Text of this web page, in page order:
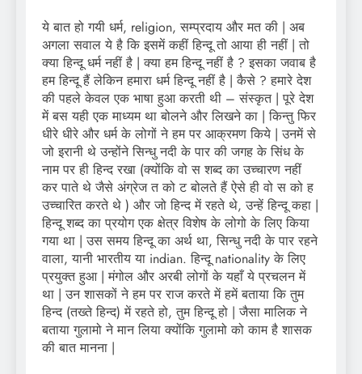
ये बात हो गयी धर्म, religion, सम्प्रदाय और मत की | अब
अगला सवाल ये है कि इसमें कहीं हिन्दू तो आया ही नहीं | तो
क्या हिन्दू धर्म नहीं है | क्या हम हिन्दू नहीं है ? इसका जवाब है
हम हिन्दू हैं लेकिन हमारा धर्म हिन्दू नहीं है | कैसे ? हमारे देश
की पहले केवल एक भाषा हुआ करती थी – संस्कृत | पूरे देश
में बस यही एक माध्यम था बोलने और लिखने का | किन्तु फिर
धीरे धीरे और धर्म के लोगों ने हम पर आक्रमण किये | उनमें से
जो इरानी थे उन्होंने सिन्धु नदी के पार की जगह के सिंध के
नाम पर ही हिन्द रखा (क्योंकि वो स शब्द का उच्चारण नहीं
कर पाते थे जैसे अंग्रेज त को ट बोलते हैं ऐसे ही वो स को ह
उच्चारित करते थे ) और जो हिन्द में रहते थे, उन्हें हिन्दू कहा |
हिन्दू शब्द का प्रयोग एक क्षेत्र विशेष के लोगो के लिए किया
गया था | उस समय हिन्दू का अर्थ था, सिन्धु नदी के पार रहने
वाला, यानी भारतीय या indian. हिन्दू nationality के लिए
प्रयुक्त हुआ | मंगोल और अरबी लोगों के यहाँ ये प्रचलन में
था | उन शासकों ने हम पर राज करते में हमें बताया कि तुम
हिन्द (तख्ते हिन्द) में रहते हो, तुम हिन्दू हो | जैसा मालिक ने
बताया गुलामो ने मान लिया क्योंकि गुलामो को काम है शासक
की बात मानना |